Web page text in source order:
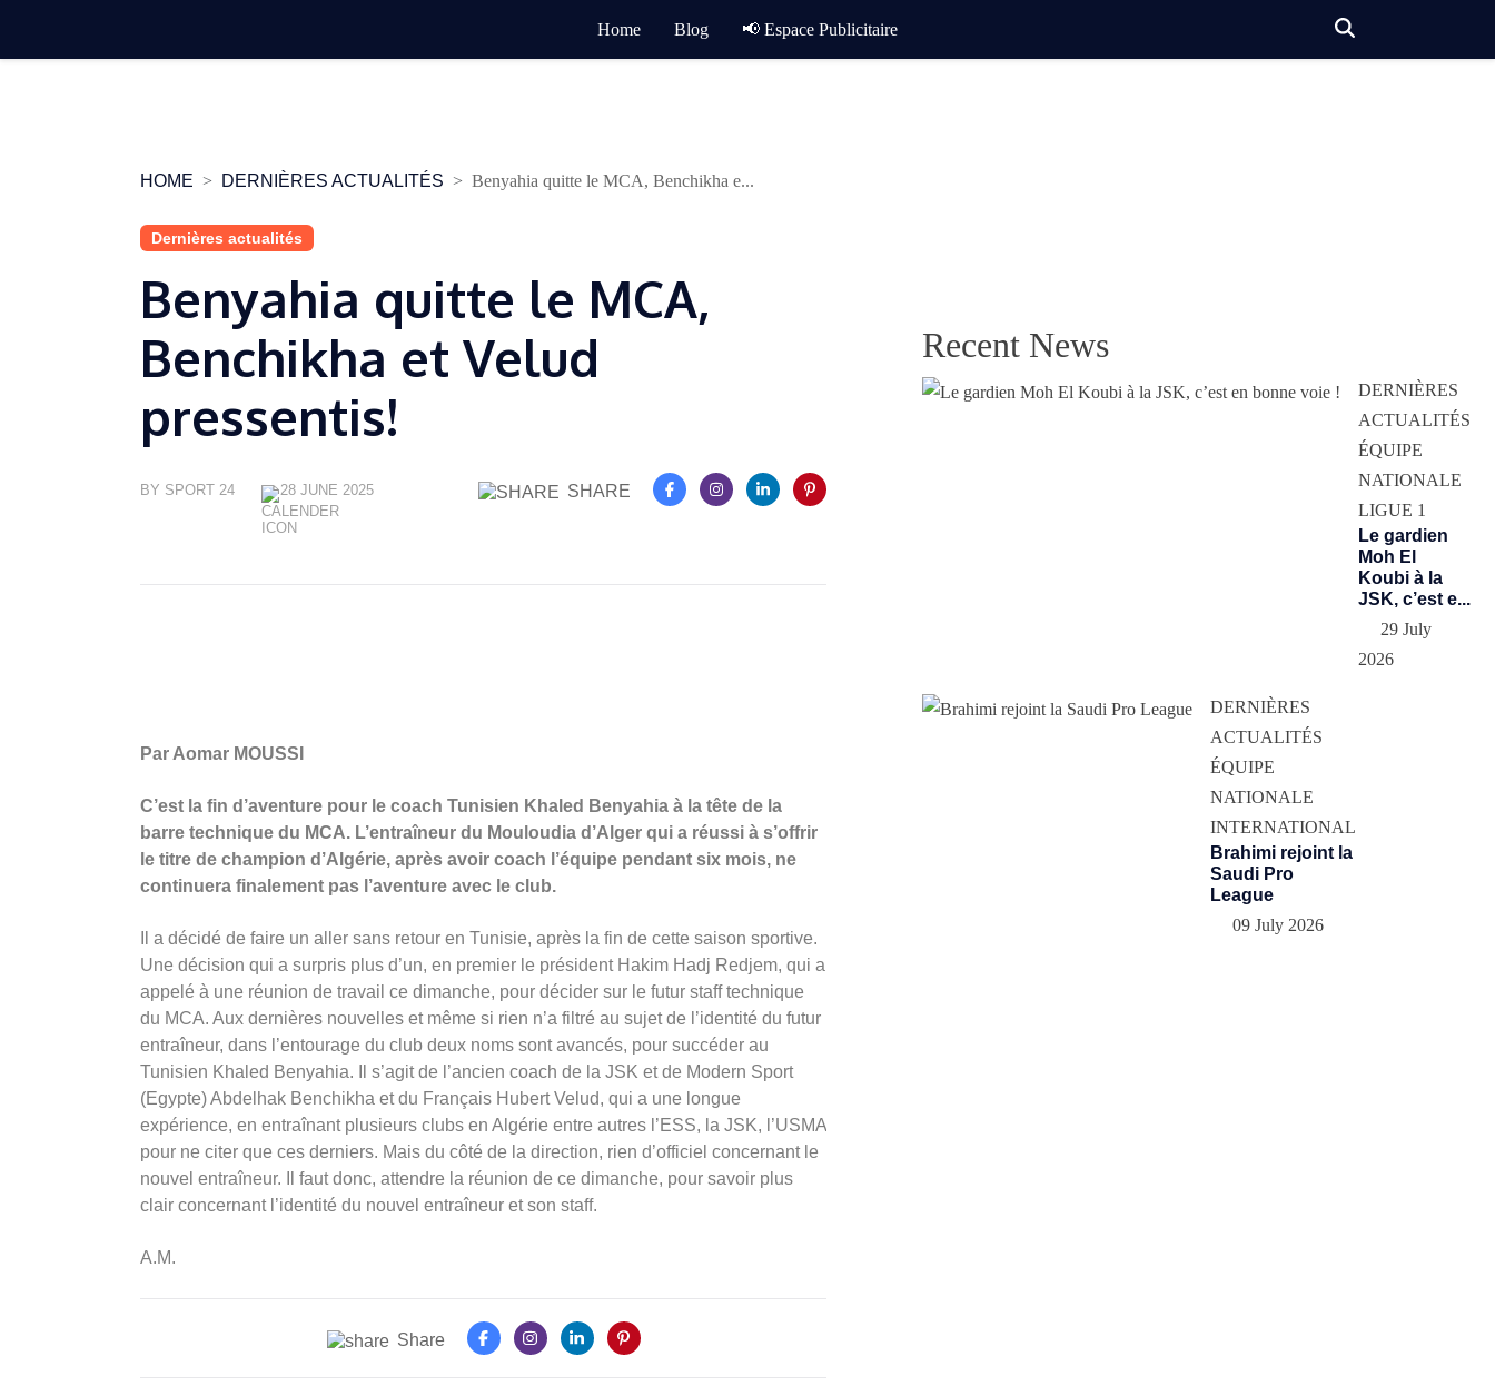
Home Blog 📢 Espace Publicitaire
HOME DERNIÈRES ACTUALITÉS Benyahia quitte le MCA, Benchikha e...
Dernières actualités
Benyahia quitte le MCA,
Benchikha et Velud
pressentis!
BY SPORT 24 28 JUNE 2025 SHARE
Par Aomar MOUSSI
C’est la fin d’aventure pour le coach Tunisien Khaled Benyahia à la tête de la
barre technique du MCA. L’entraîneur du Mouloudia d’Alger qui a réussi à s’offrir
le titre de champion d’Algérie, après avoir coach l’équipe pendant six mois, ne
continuera finalement pas l’aventure avec le club.
Il a décidé de faire un aller sans retour en Tunisie, après la fin de cette saison sportive.
Une décision qui a surpris plus d’un, en premier le président Hakim Hadj Redjem, qui a
appelé à une réunion de travail ce dimanche, pour décider sur le futur staff technique
du MCA. Aux dernières nouvelles et même si rien n’a filtré au sujet de l’identité du futur
entraîneur, dans l’entourage du club deux noms sont avancés, pour succéder au
Tunisien Khaled Benyahia. Il s’agit de l’ancien coach de la JSK et de Modern Sport
(Egypte) Abdelhak Benchikha et du Français Hubert Velud, qui a une longue
expérience, en entraînant plusieurs clubs en Algérie entre autres l’ESS, la JSK, l’USMA
pour ne citer que ces derniers. Mais du côté de la direction, rien d’officiel concernant le
nouvel entraîneur. Il faut donc, attendre la réunion de ce dimanche, pour savoir plus
clair concernant l’identité du nouvel entraîneur et son staff.
A.M.
Share
Recent News
DERNIÈRES
ACTUALITÉS
ÉQUIPE
NATIONALE
LIGUE 1
Le gardien
Moh El
Koubi à la
JSK, c’est e...
29 July
2026
DERNIÈRES
ACTUALITÉS
ÉQUIPE
NATIONALE
INTERNATIONAL
Brahimi rejoint la
Saudi Pro
League
09 July 2026